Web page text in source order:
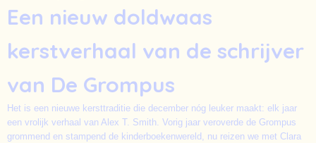
Een nieuw doldwaas
kerstverhaal van de schrijver
van De Grompus
Het is een nieuwe kersttraditie die december nóg leuker maakt: elk jaar
een vrolijk verhaal van Alex T. Smith. Vorig jaar veroverde de Grompus
grommend en stampend de kinderboekenwereld, nu reizen we met Clara